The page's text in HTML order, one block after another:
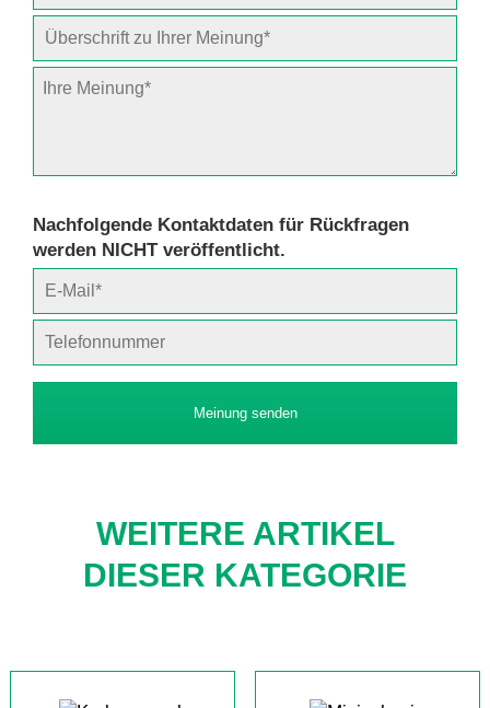
Nachfolgende Kontaktdaten für Rückfragen
werden NICHT veröffentlicht.
Meinung senden
WEITERE ARTIKEL
DIESER KATEGORIE